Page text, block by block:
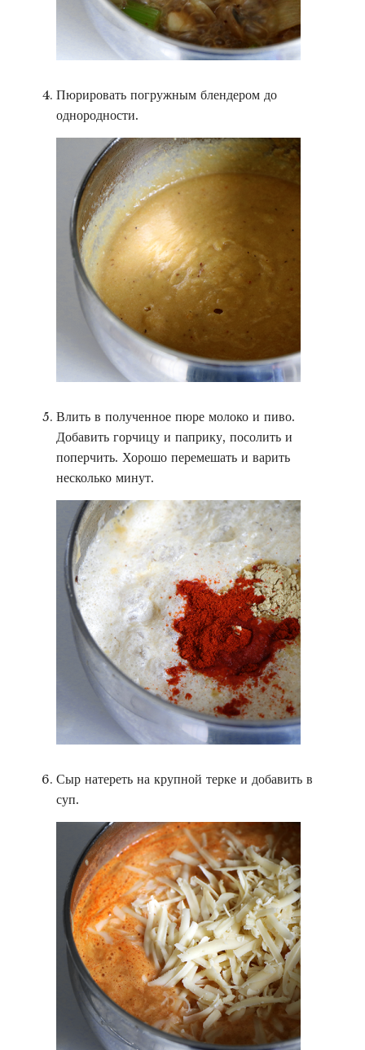
Пюрировать погружным блендером до
однородности.
Влить в полученное пюре молоко и пиво.
Добавить горчицу и паприку, посолить и
поперчить. Хорошо перемешать и варить
несколько минут.
Сыр натереть на крупной терке и добавить в
суп.